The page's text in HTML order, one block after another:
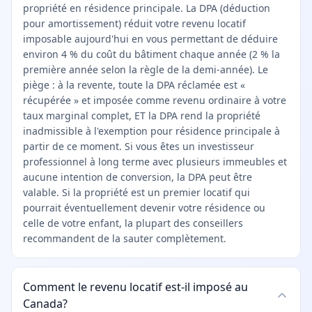
propriété en résidence principale. La DPA (déduction
pour amortissement) réduit votre revenu locatif
imposable aujourd'hui en vous permettant de déduire
environ 4 % du coût du bâtiment chaque année (2 % la
première année selon la règle de la demi-année). Le
piège : à la revente, toute la DPA réclamée est «
récupérée » et imposée comme revenu ordinaire à votre
taux marginal complet, ET la DPA rend la propriété
inadmissible à l'exemption pour résidence principale à
partir de ce moment. Si vous êtes un investisseur
professionnel à long terme avec plusieurs immeubles et
aucune intention de conversion, la DPA peut être
valable. Si la propriété est un premier locatif qui
pourrait éventuellement devenir votre résidence ou
celle de votre enfant, la plupart des conseillers
recommandent de la sauter complètement.
Comment le revenu locatif est-il imposé au
Canada?